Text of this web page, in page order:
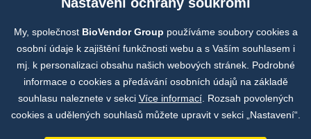
Společné projekty
My, společnost BioVendor Group používáme soubory cookies a
osobní údaje k zajištění funkčnosti webu a s Vaším souhlasem i
mj. k personalizaci obsahu našich webových stránek. Podrobné
informace o cookies a předávání osobních údajů na základě
souhlasu naleznete v sekci Více informací. Rozsah povolených
cookies a udělených souhlasů můžete upravit v sekci „Nastavení“.